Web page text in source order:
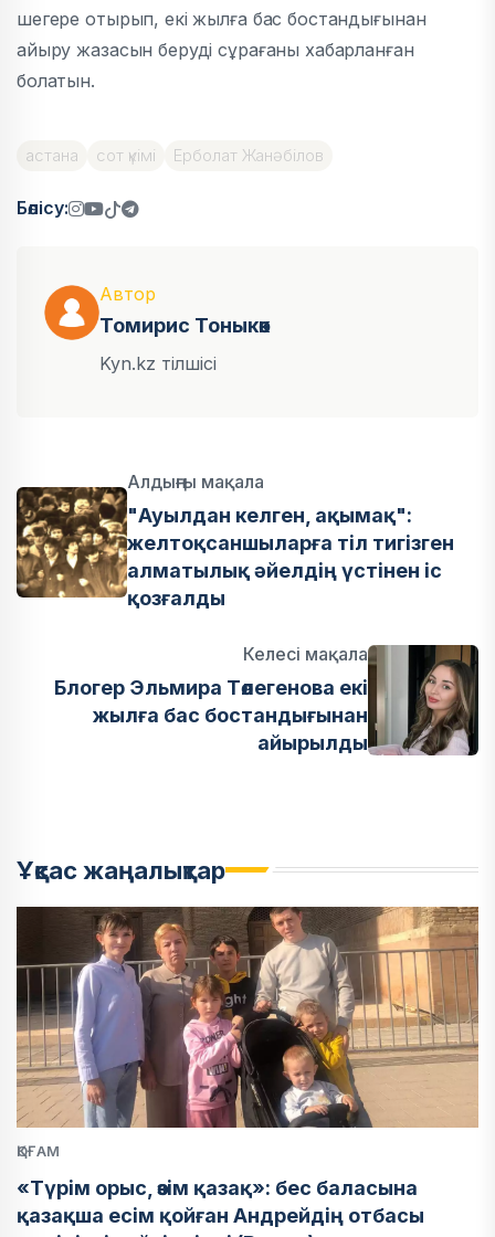
шегере отырып, екі жылға бас бостандығынан
айыру жазасын беруді сұрағаны хабарланған
болатын.
астана сот үкімі Ерболат Жанәбілов
Бөлісу:
Автор
Томирис Тоныкөк
Kyn.kz тілшісі
Алдыңғы мақала
"Ауылдан келген, ақымақ":
желтоқсаншыларға тіл тигізген
алматылық әйелдің үстінен іс
қозғалды
Келесі мақала
Блогер Эльмира Төлегенова екі
жылға бас бостандығынан
айырылды
Ұқсас жаңалықтар
ҚОҒАМ
«Түрім орыс, өзім қазақ»: бес баласына
қазақша есім қойған Андрейдің отбасы